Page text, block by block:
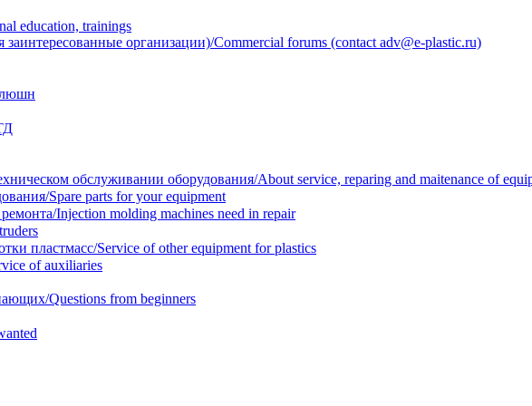
education, trainings
организации)/Commercial forums (contact adv@e-plastic.ru)
обслуживании оборудования/About service, reparing and maitenance of
Spare parts for your equipment
Injection molding machines need in repair
пластмасс/Service of other equipment for plastics
of auxiliaries
Questions from beginners